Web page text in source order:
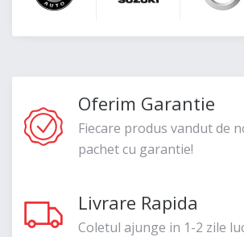
Oferim Garantie
Fiecare produs vandut de
pachet cu garantie!
Livrare Rapida
Coletul ajunge in 1-2 zile